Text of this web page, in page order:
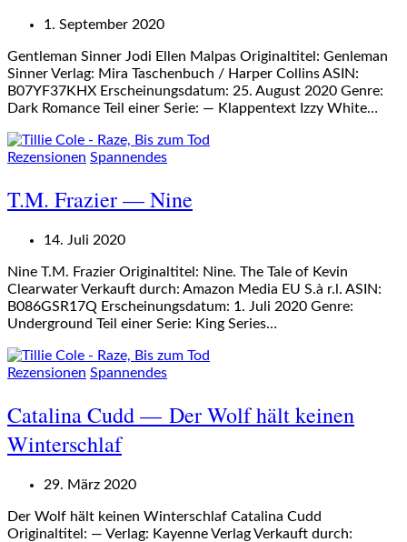
1. September 2020
Gentleman Sinner Jodi Ellen Malpas Originaltitel: Genleman
Sinner Verlag: Mira Taschenbuch / Harper Collins ASIN:
B07YF37KHX Erscheinungsdatum: 25. August 2020 Genre:
Dark Romance Teil einer Serie: — Klappentext Izzy White…
Rezensionen Spannendes
T.M. Frazier — Nine
14. Juli 2020
Nine T.M. Frazier Originaltitel: Nine. The Tale of Kevin
Clearwater Verkauft durch: Amazon Media EU S.à r.l. ASIN:
B086GSR17Q Erscheinungsdatum: 1. Juli 2020 Genre:
Underground Teil einer Serie: King Series…
Rezensionen Spannendes
Catalina Cudd — Der Wolf hält keinen
Winterschlaf
29. März 2020
Der Wolf hält keinen Winterschlaf Catalina Cudd
Originaltitel: — Verlag: Kayenne Verlag Verkauft durch: